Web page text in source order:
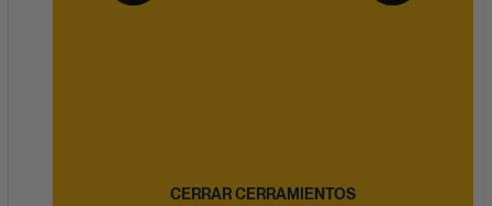
CERRAR CERRAMIENTOS